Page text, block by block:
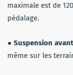
maximale est de
pédalage.
● Suspension
même sur les